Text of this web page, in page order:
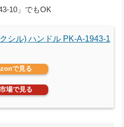
10」でもOK
シル) ハンドル PK-A-1943-1
で見る
場で見る